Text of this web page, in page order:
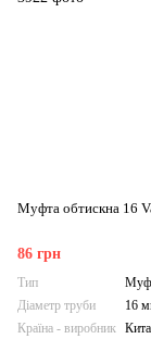
Муфта обтискна 16
86 грн
Тип
Діаметр труби
16
Країна - виробник